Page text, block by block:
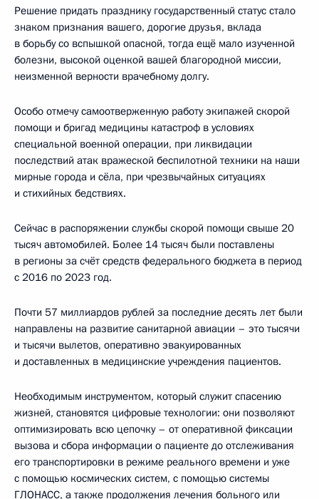
Решение придать празднику государственный статус стало
знаком признания вашего, дорогие друзья, вклада
в борьбу со вспышкой опасной, тогда ещё мало изученной
болезни, высокой оценкой вашей благородной миссии,
неизменной верности врачебному долгу.
Особо отмечу самоотверженную работу экипажей скорой
помощи и бригад медицины катастроф в условиях
специальной военной операции, при ликвидации
последствий атак вражеской беспилотной техники на наши
мирные города и сёла, при чрезвычайных ситуациях
и стихийных бедствиях.
Сейчас в распоряжении службы скорой помощи свыше 20
тысяч автомобилей. Более 14 тысяч были поставлены
в регионы за счёт средств федерального бюджета в период
с 2016 по 2023 год.
Почти 57 миллиардов рублей за последние десять лет были
направлены на развитие санитарной авиации – это тысячи
и тысячи вылетов, оперативно эвакуированных
и доставленных в медицинские учреждения пациентов.
Необходимым инструментом, который служит спасению
жизней, становятся цифровые технологии: они позволяют
оптимизировать всю цепочку – от оперативной фиксации
вызова и сбора информации о пациенте до отслеживания
его транспортировки в режиме реального времени и уже
с помощью космических систем, с помощью системы
ГЛОНАСС, а также продолжения лечения больного или